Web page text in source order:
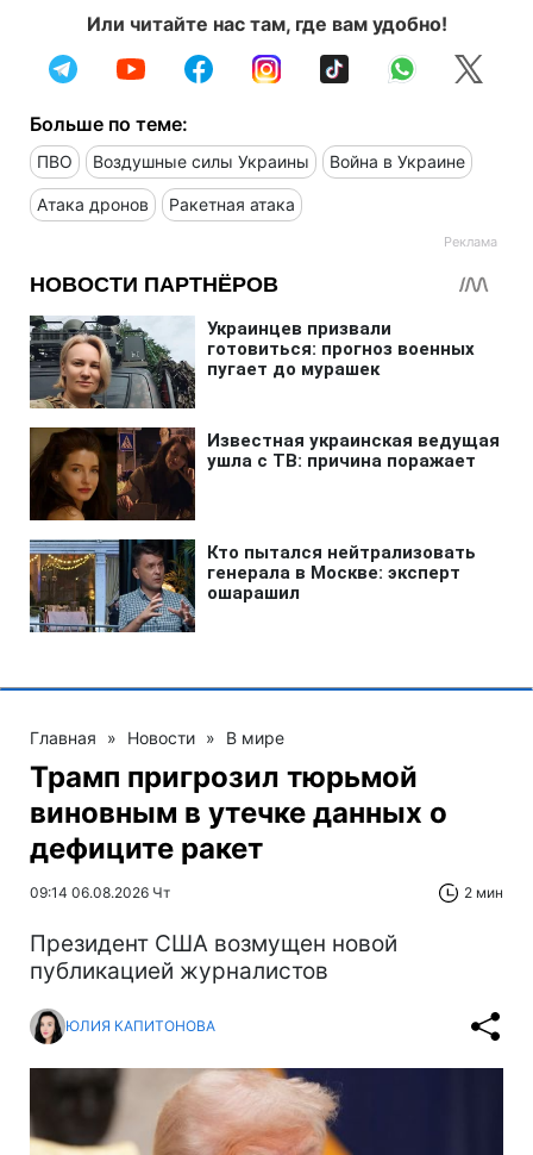
Или читайте нас там, где вам удобно!
Больше по теме:
ПВО Воздушные силы Украины Война в Украине
Атака дронов Ракетная атака
Главная » Новости » В мире
Трамп пригрозил тюрьмой
виновным в утечке данных о
дефиците ракет
09:14 06.08.2026 Чт 2 мин
Президент США возмущен новой
публикацией журналистов
ЮЛИЯ КАПИТОНОВА